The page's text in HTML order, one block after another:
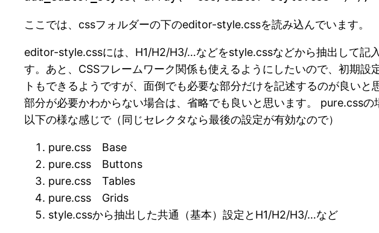
ここでは、cssフォルダーの下のeditor-style.cssを読み込んでいます。
editor-style.cssには、H1/H2/H3/…などをstyle.cssなどから抽出して記
す。あと、CSSフレームワーク関係も使えるようにしたいので、初期
トもできるようですが、面倒でも必要な部分だけを記述するのが良い
部分が必要かわからない場合は、省略でも良いと思います。 pure.css
以下の様な感じで（同じセレクタなら最後の設定が有効なので）
pure.css Base
pure.css Buttons
pure.css Tables
pure.css Grids
style.cssから抽出した共通（基本）設定とH1/H2/H3/…など